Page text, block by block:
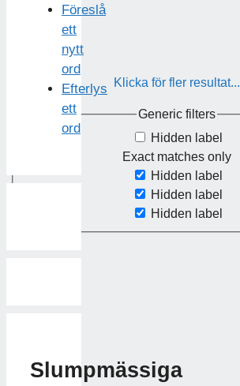
Klicka för fler resultat...
Generic filters
Hidden label
Exact matches only
Hidden label
Hidden label
Hidden label
Föreslå
ett
nytt
ord
Efterlys
ett
ord
Slumpmässiga